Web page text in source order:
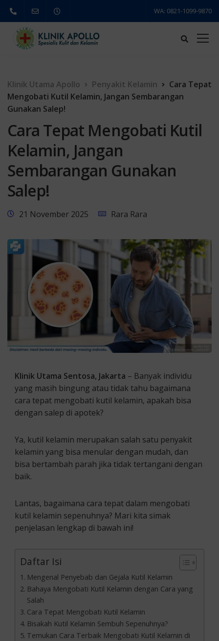
WA: 0821-1099-9870
Klinik Utama Apollo Penyakit Kelamin
Cara Tepat
Mengobati Kutil Kelamin, Jangan Sembarangan
Gunakan Salep!
Cara Tepat Mengobati Kutil
Kelamin, Jangan
Sembarangan Gunakan
Salep!
21 November 2025 Rara Rara
Klinik Utama Sentosa, Jakarta – Banyak individu
yang masih bingung atau tidak tahu bagaimana
cara tepat mengobati kutil kelamin, apakah bisa
dengan salep di apotek?
Ya, kutil kelamin merupakan salah satu penyakit
kelamin yang bisa menular dengan mudah, dan
bisa bertambah parah jika tidak tertangani dengan
baik.
Lantas, bagaimana cara tepat dalam mengobati
kutil kelamin sepenuhnya? Mari kita simak
penjelasan lengkap di bawah ini!
Daftar Isi
Mengenal Penyebab dan Gejala Kutil Kelamin
Bahaya Mengobati Kutil Kelamin dengan Cara yang
Salah
Cara Tepat Mengobati Kutil Kelamin
Bisakah Kutil Kelamin Sembuh Sepenuhnya?
Temukan Cara Terbaik Mengobati Kutil Kelamin di